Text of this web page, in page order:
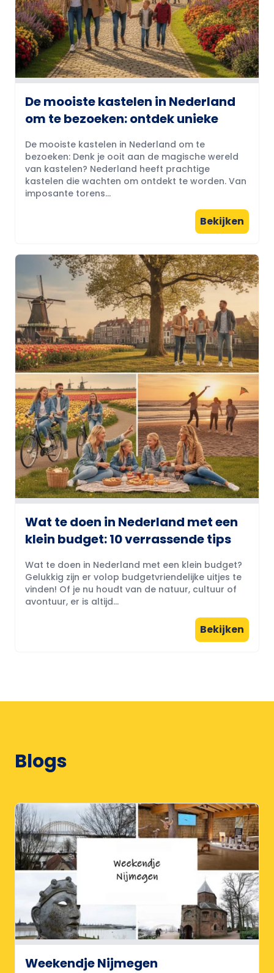
De mooiste kastelen in Nederland
om te bezoeken: ontdek unieke
De mooiste kastelen in Nederland om te
bezoeken: Denk je ooit aan de magische wereld
van kastelen? Nederland heeft prachtige
kastelen die wachten om ontdekt te worden. Van
imposante torens...
Bekijken
Wat te doen in Nederland met een
klein budget: 10 verrassende tips
Wat te doen in Nederland met een klein budget?
Gelukkig zijn er volop budgetvriendelijke uitjes te
vinden! Of je nu houdt van de natuur, cultuur of
avontuur, er is altijd...
Bekijken
Blogs
Weekendje Nijmegen